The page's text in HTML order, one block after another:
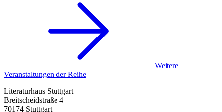
Weitere
Veranstaltungen der Reihe
Literaturhaus Stuttgart
Breitscheidstraße 4
70174 Stuttgart